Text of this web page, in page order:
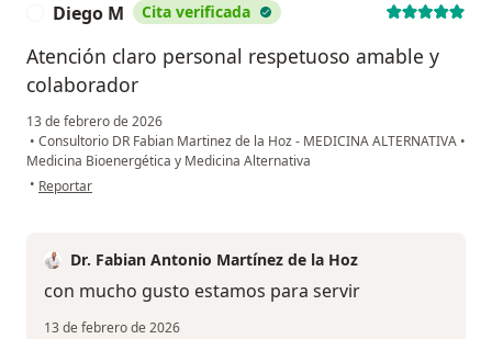
Diego M Cita verificada
Atención claro personal respetuoso amable y
colaborador
13 de febrero de 2026
• Consultorio DR Fabian Martinez de la Hoz - MEDICINA ALTERNATIVA •
Medicina Bioenergética y Medicina Alternativa
• en opinión del usuario Diego M
Reportar
Dr. Fabian Antonio Martínez de la Hoz
con mucho gusto estamos para servir
13 de febrero de 2026